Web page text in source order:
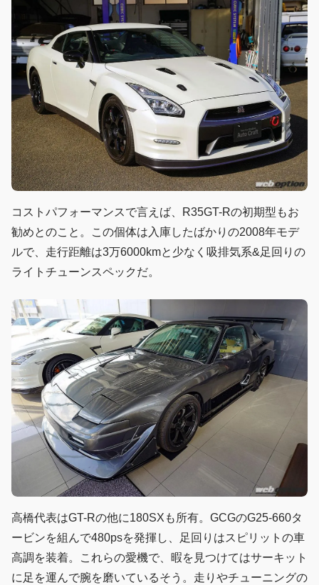
コストパフォーマンスで言えば、R35GT-Rの初期型もお
勧めとのこと。この個体は入庫したばかりの2008年モデ
ルで、走行距離は3万6000kmと少なく吸排気系&足回りの
ライトチューンスペックだ。
高橋代表はGT-Rの他に180SXも所有。GCGのG25-660タ
ービンを組んで480psを発揮し、足回りはスピリットの車
高調を装着。これらの愛機で、暇を見つけてはサーキット
に足を運んで腕を磨いているそう。走りやチューニングの